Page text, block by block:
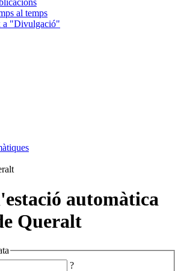
al temps
a "Divulgació"
automàtica
Queralt
?